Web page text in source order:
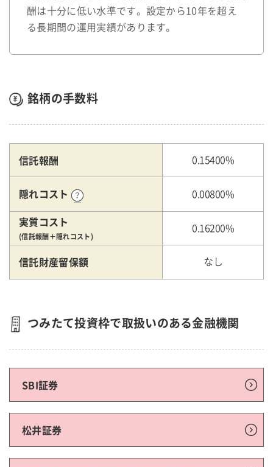
酬は十分に低い水準です。設定から10年を超え
る長期間の運用実績があります。
銘柄の手数料
信託報酬 0.15400%
隠れコスト 0.00800%
実質コスト
(信託報酬＋隠れコスト)
0.16200%
信託財産留保額 なし
つみたて投資枠で取扱いのある金融機関
SBI証券
松井証券